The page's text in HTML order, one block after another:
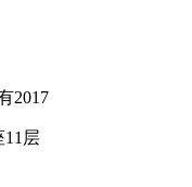
2017
11层